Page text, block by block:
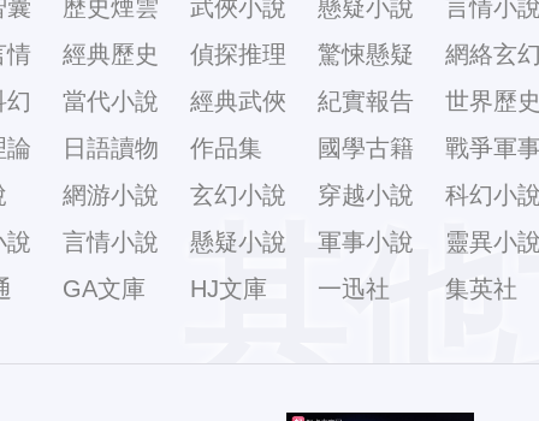
其
囊 歷史煙雲 武俠小說 懸疑小說
言情小
情
經典歷史 偵探推理 驚悚懸疑
網絡玄
幻
當代小說 經典武俠 紀實報告
世界歷
論
日語讀物 作品集 國學古籍
戰爭軍
網游小說 玄幻小說 穿越小說
科幻小
說
言情小說 懸疑小說 軍事小說
靈異小
GA文庫 HJ文庫 一迅社 集英社